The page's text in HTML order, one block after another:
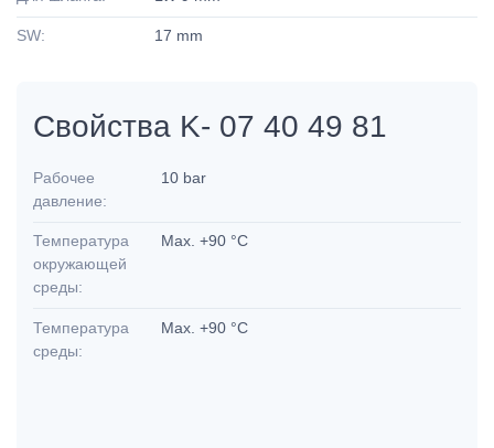
SW: 17 mm
Свойства K- 07 40 49 81
Рабочее
давление:
10 bar
Температура
окружающей
среды:
Max. +90 °C
Температура
среды:
Max. +90 °C